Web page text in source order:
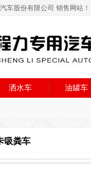
车股份有限公司 销售网站！
洒水车 油罐车
吸粪车